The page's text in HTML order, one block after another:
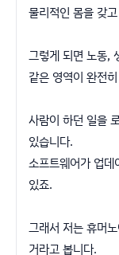
물리적인 몸을 갖
그렇게 되면 노동,
같은 영역이 완전
사람이 하던 일을
있습니다.
소프트웨어가 업
있죠.
그래서 저는 휴머
거라고 봅니다.